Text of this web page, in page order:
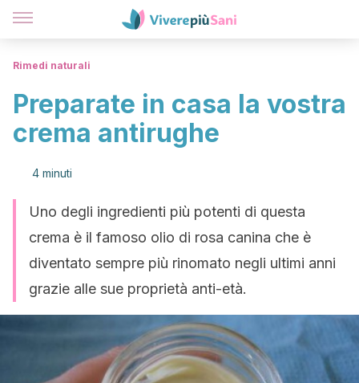
Rimedi naturali
Preparate in casa la vostra
crema antirughe
4 minuti
Uno degli ingredienti più potenti di questa
crema è il famoso olio di rosa canina che è
diventato sempre più rinomato negli ultimi anni
grazie alle sue proprietà anti-età.